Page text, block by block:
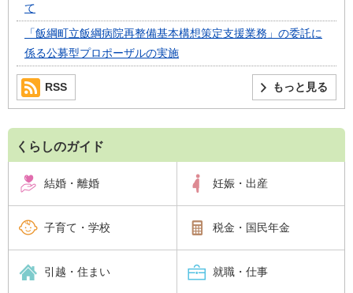
て
「飯綱町立飯綱病院再整備基本構想策定支援業務」の委託に
係る公募型プロポーザルの実施
もっと見る
RSS
くらしのガイド
結婚・離婚 妊娠・出産
子育て・学校 税金・国民年金
引越・住まい 就職・仕事